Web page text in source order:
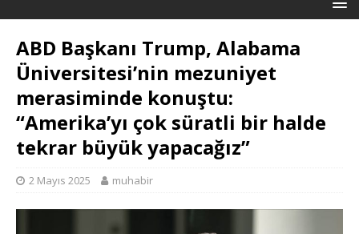
ABD Başkanı Trump, Alabama
Üniversitesi’nin mezuniyet
merasiminde konuştu:
“Amerika’yı çok süratli bir halde
tekrar büyük yapacağız”
2 Mayıs 2025 muhabir